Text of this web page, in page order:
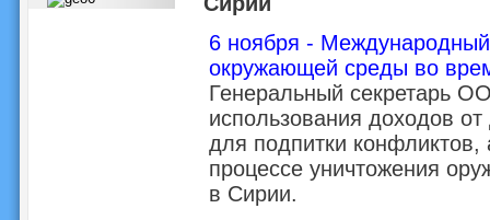
6 ноября -
окружающей среды во
Генеральный секретарь
использования доходов
для подпитки
процессе уничтожения
в Сирии.